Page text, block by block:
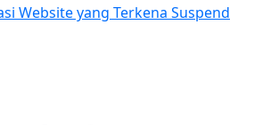
Website yang Terkena Suspend